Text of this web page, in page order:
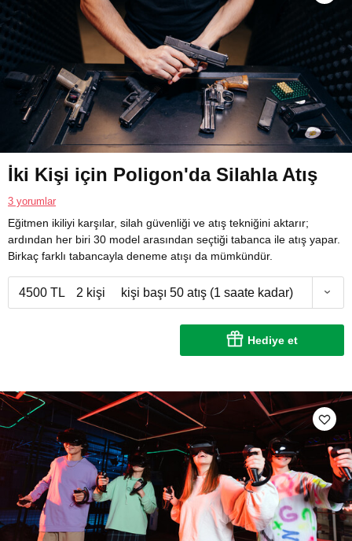
İki Kişi için Poligon'da Silahla Atış
3 yorumlar
Eğitmen ikiliyi karşılar, silah güvenliği ve atış tekniğini aktarır;
ardından her biri 30 model arasından seçtiği tabanca ile atış yapar.
Birkaç farklı tabancayla deneme atışı da mümkündür.
4500 TL 2 kişi kişi başı 50 atış (1 saate kadar)
Hediye et